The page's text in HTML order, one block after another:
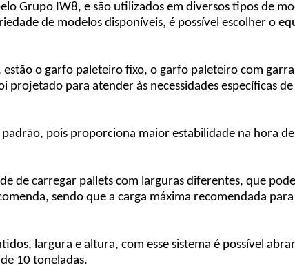
Grupo IW8, e são utilizados em diversos tipos de
de modelos disponíveis, é possível escolher o
o garfo paleteiro fixo, o garfo paleteiro com
projetado para atender às necessidades específicas
pois proporciona maior estabilidade na hora
de carregar pallets com larguras diferentes, que
sendo que a carga máxima recomendada
largura e altura, com esse sistema é possível
10 toneladas.